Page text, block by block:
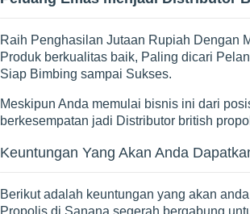
Raih Penghasilan Jutaan Rupiah Dengan
Produk berkualitas baik, Paling dicari
Siap Bimbing sampai Sukses.
Meskipun Anda memulai bisnis ini dari
berkesempatan jadi Distributor british
Keuntungan Yang Akan Anda
Berikut adalah keuntungan yang akan
Propolis di Sanana segerah bergabung